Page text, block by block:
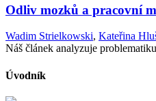
Odliv mozků a pracovní
Wadim Strielkowski, Kateřina
Náš článek analyzuje
Úvodník